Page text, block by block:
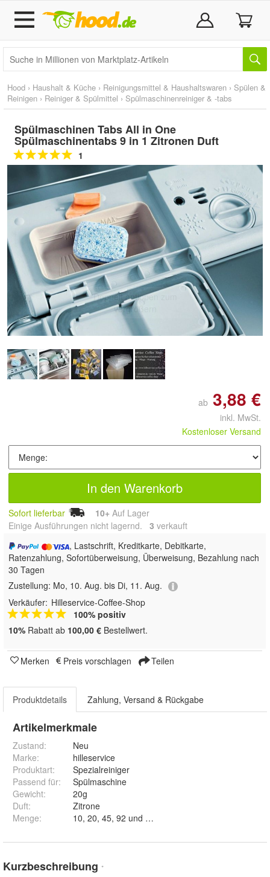
Hood › Haushalt & Küche › Reinigungsmittel & Haushaltswaren › Spülen &
Reinigen › Reiniger & Spülmittel › Spülmaschinenreiniger & -tabs
Spülmaschinen Tabs All in One
Spülmaschinentabs 9 in 1 Zitronen Duft
1
Doppelt antippen zum
vergrößern
ab 3,88 €
inkl. MwSt.
Kostenloser Versand
In den Warenkorb
Sofort lieferbar 10+ Auf Lager
Einige Ausführungen nicht lagernd. 3 verkauft
, Lastschrift, Kreditkarte, Debitkarte,
Ratenzahlung, Sofortüberweisung, Überweisung, Bezahlung nach
30 Tagen
Zustellung: Mo, 10. Aug. bis Di, 11. Aug.
Verkäufer: Hilleservice-Coffee-Shop
100% positiv
10% Rabatt ab 100,00 € Bestellwert.
Merken Preis vorschlagen Teilen
Produktdetails Zahlung, Versand & Rückgabe
Artikelmerkmale
Zustand:
Neu
Marke:
hilleservice
Produktart:
Spezialreiniger
Passend für:
Spülmaschine
Gewicht:
20g
Duft:
Zitrone
Menge: 10, 20, 45, 92 und 500
Kurzbeschreibung *